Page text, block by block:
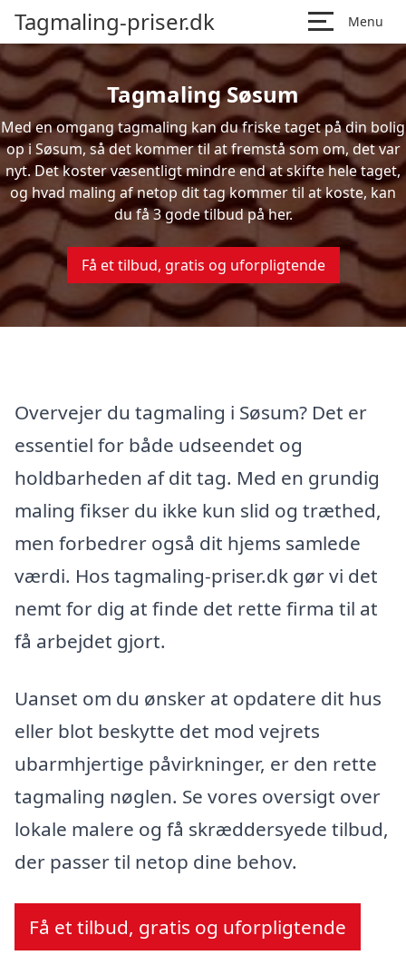
Tagmaling-priser.dk Menu
Tagmaling Søsum
Med en omgang tagmaling kan du friske taget på din bolig
op i Søsum, så det kommer til at fremstå som om, det var
nyt. Det koster væsentligt mindre end at skifte hele taget,
og hvad maling af netop dit tag kommer til at koste, kan
du få 3 gode tilbud på her.
Få et tilbud, gratis og uforpligtende
Overvejer du tagmaling i Søsum? Det er
essentiel for både udseendet og
holdbarheden af dit tag. Med en grundig
maling fikser du ikke kun slid og træthed,
men forbedrer også dit hjems samlede
værdi. Hos tagmaling-priser.dk gør vi det
nemt for dig at finde det rette firma til at
få arbejdet gjort.
Uanset om du ønsker at opdatere dit hus
eller blot beskytte det mod vejrets
ubarmhjertige påvirkninger, er den rette
tagmaling nøglen. Se vores oversigt over
lokale malere og få skræddersyede tilbud,
der passer til netop dine behov.
Få et tilbud, gratis og uforpligtende